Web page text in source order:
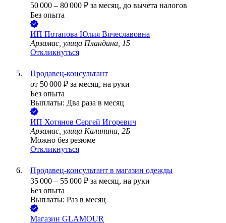
50 000 – 80 000 ₽ за месяц, до вычета налогов
Без опыта
ИП Потапова Юлия Вячеславовна
Арзамас, улица Пландина, 15
Откликнуться
Продавец-консультант
от 50 000 ₽ за месяц, на руки
Без опыта
Выплаты: Два раза в месяц
ИП Хотянов Сергей Игоревич
Арзамас, улица Калинина, 2Б
Можно без резюме
Откликнуться
Продавец-консультант в магазин одежды
35 000 – 55 000 ₽ за месяц, на руки
Без опыта
Выплаты: Раз в месяц
Магазин GLAMOUR